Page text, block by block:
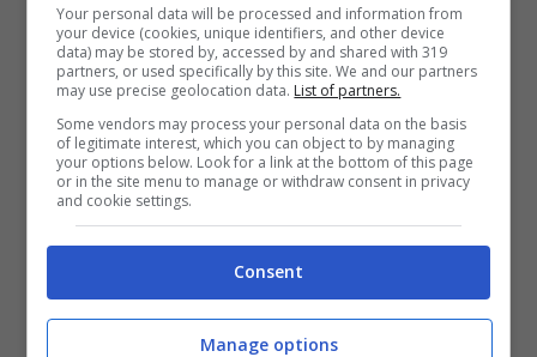
riapertura di Rubit. Errore di Mickey da due,
dall’altra parte Rubit si mette in post contro
soffia il pallone dalle mani e guadagna la
rimessa in favore dei padroni di casa. Tripla di
Lundberg, che tira in faccia ad Hunter, ma
rispondono subito gli ospiti con Obst,
anch’egli dalla lunga distanza. Non riesce a
segnare Jaiteh, che non trova il gancio
Your personal data will be processed and information from
your device (cookies, unique identifiers, and other device
data) may be stored by, accessed by and shared with 319
partners, or used specifically by this site. We and our partners
may use precise geolocation data. List of partners.
Some vendors may process your personal data on the basis
of legitimate interest, which you can object to by managing
your options below. Look for a link at the bottom of this page
or in the site menu to manage or withdraw consent in privacy
and cookie settings.
Consent
Manage options